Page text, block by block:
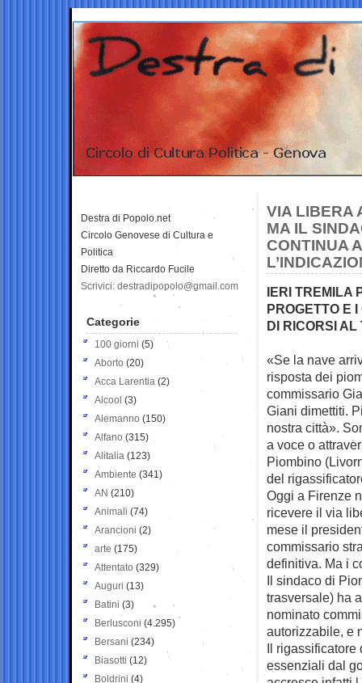
VIA LIBERA
MA IL
CONTINUA
IERI TREMILA
PROGETTO E
DI RICORSI AL
«Se la nave
risposta dei
commissario
Giani dimettiti.
nostra città».
a voce o
Piombino
del
Oggi a Firenze
ricevere il via
mese il
commissario
definitiva. Ma i
Il sindaco di
trasversale) ha
nominato
autorizzabile, e
Il rigassificatore
essenziali dal
Destra di Popolo.net
Circolo Genovese di Cultura e
Politica
Diretto da Riccardo Fucile
Scrivici: destradipopolo@gmail.com
Categorie
100 giorni (5)
Aborto (20)
Acca Larentia (2)
Alcool (3)
Alemanno (150)
Alfano (315)
Alitalia (123)
Ambiente (341)
AN (210)
Animali (74)
Arancioni (2)
arte (175)
Attentato (329)
Auguri (13)
Batini (3)
Berlusconi (4.295)
Bersani (234)
Biasotti (12)
Boldrini (4)